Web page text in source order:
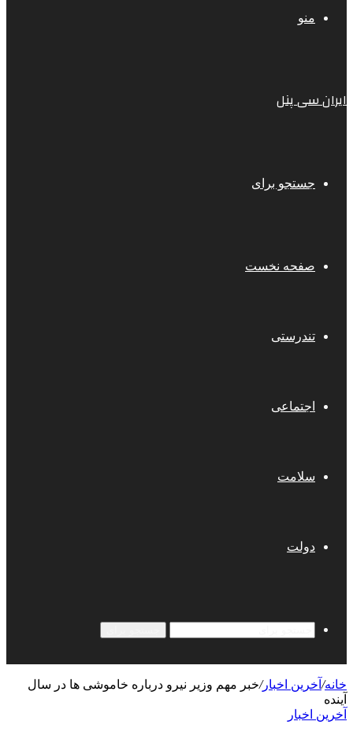
منو
ایران سی پنل
جستجو برای
صفحه نخست
تندرستی
اجتماعی
سلامت
دولت
خانه/ آخرین اخبار/خبر مهم وزیر نیرو درباره خاموشی ها در سال
آینده
آخرین اخبار